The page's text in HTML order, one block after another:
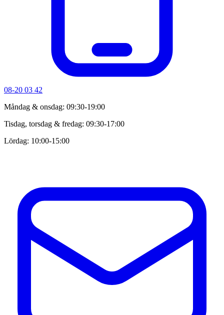
08-20 03 42
Måndag & onsdag: 09:30-19:00
Tisdag, torsdag & fredag: 09:30-17:00
Lördag: 10:00-15:00